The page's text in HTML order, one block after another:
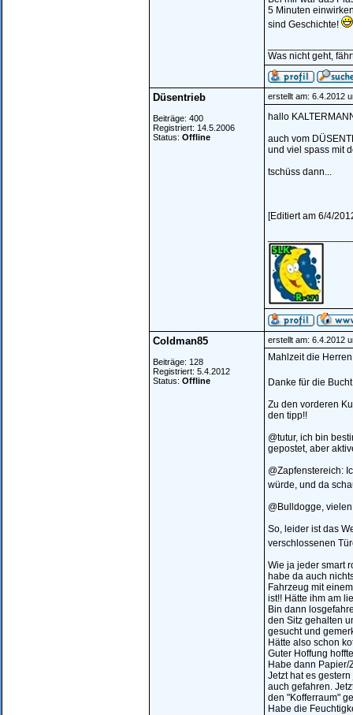
5 Minuten
sind Geschichte!
Was nicht geht,
Düsentrieb
Beiträge: 400
Registriert: 14.5.2006
Status: Offline
erstellt am: 6.4.2012
hallo
auch vom
und viel spass mit
tschüss dann...
[Editiert am 6/4/
Coldman85
Beiträge: 128
Registriert: 5.4.2012
Status: Offline
erstellt am: 6.4.2012
Mahlzeit die
Danke für die
Zu den vorderen
den tipp!!
@tutur, ich bin
gepostet, aber
@Zapfenstereich:
würde, und da
@Bulldogge,
So, leider ist das
verschlossenen
Wie ja jeder smart
habe da auch
Fahrzeug mit
ist!! Hätte ihm am
Bin dann
den Sitz gehalten
gesucht und
Hätte also schon
Guter Hoffung
Habe dann Papier/
Jetzt hat es
auch gefahren.
den "Kofferraum"
Habe die